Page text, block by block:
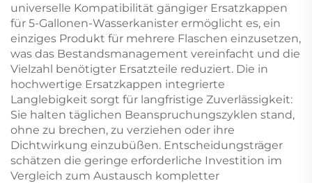
universelle Kompatibilität gängiger Ersatzkappen
für 5-Gallonen-Wasserkanister ermöglicht es, ein
einziges Produkt für mehrere Flaschen einzusetzen,
was das Bestandsmanagement vereinfacht und die
Vielzahl benötigter Ersatzteile reduziert. Die in
hochwertige Ersatzkappen integrierte
Langlebigkeit sorgt für langfristige Zuverlässigkeit:
Sie halten täglichen Beanspruchungszyklen stand,
ohne zu brechen, zu verziehen oder ihre
Dichtwirkung einzubüßen. Entscheidungsträger
schätzen die geringe erforderliche Investition im
Vergleich zum Austausch kompletter